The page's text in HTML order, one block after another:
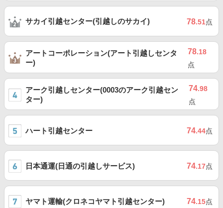
サカイ引越センター(引越しのサカイ) 78.51点
アートコーポレーション(アート引越しセンタ
ー)
78.18
点
アーク引越しセンター(0003のアーク引越セン
ター)
74.98
点
ハート引越センター 74.44点
日本通運(日通の引越しサービス) 74.17点
ヤマト運輸(クロネコヤマト引越センター) 74.15点